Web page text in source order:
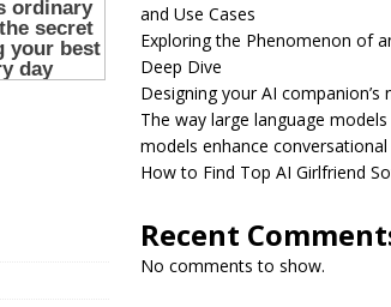
and Use Cases
Exploring the Phenomenon of
Deep Dive
Designing your AI companion’s
The way large language
models enhance
How to Find Top AI Girlfriend
Recent
No comments to show.